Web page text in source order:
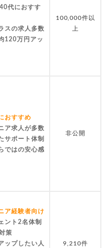
代におすす
スの求人多数
120万円アッ
100,000件以
上
おすすめ
ア求人が多数
サポート体制
ではの安心感
非公開
ア経験者向け
ント2名体制
策
ップしたい人
9,210件